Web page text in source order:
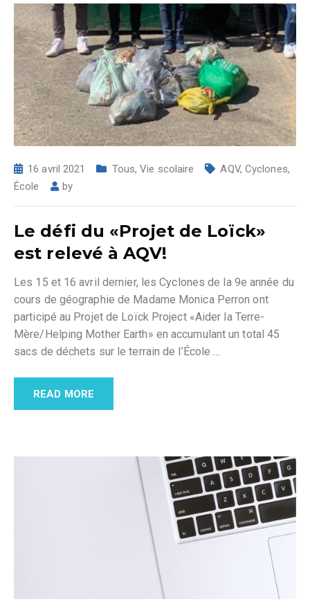
16 avril 2021 Tous,Vie scolaire AQV, Cyclones,
École
by
Le défi du «Projet de Loïck»
est relevé à AQV!
Les 15 et 16 avril dernier, les Cyclones de la 9e année du
cours de géographie de Madame Monica Perron ont
participé au Projet de Loïck Project «Aider la Terre-
Mère/Helping Mother Earth» en accumulant un total 45
sacs de déchets sur le terrain de l’École…
READ MORE